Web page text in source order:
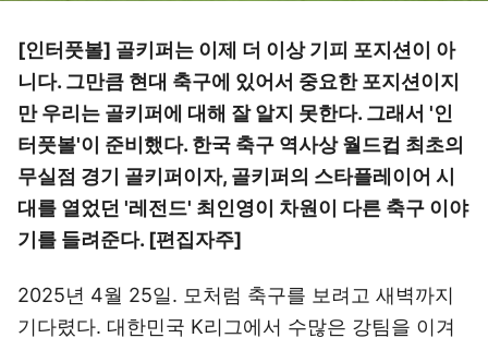
[인터풋볼] 골키퍼는 이제 더 이상 기피 포지션이 아
니다. 그만큼 현대 축구에 있어서 중요한 포지션이지
만 우리는 골키퍼에 대해 잘 알지 못한다. 그래서 '인
터풋볼'이 준비했다. 한국 축구 역사상 월드컵 최초의
무실점 경기 골키퍼이자, 골키퍼의 스타플레이어 시
대를 열었던 '레전드' 최인영이 차원이 다른 축구 이야
기를 들려준다. [편집자주]
2025년 4월 25일. 모처럼 축구를 보려고 새벽까지
기다렸다. 대한민국 K리그에서 수많은 강팀을 이겨